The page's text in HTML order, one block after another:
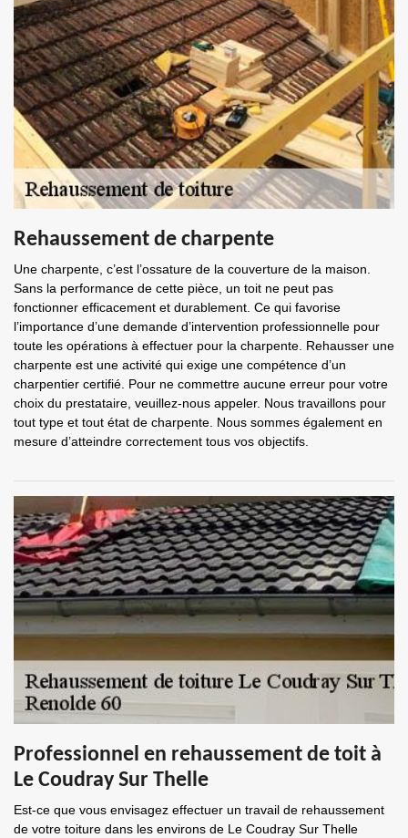
Rehaussement de charpente
Une charpente, c’est l’ossature de la couverture de la maison.
Sans la performance de cette pièce, un toit ne peut pas
fonctionner efficacement et durablement. Ce qui favorise
l’importance d’une demande d’intervention professionnelle pour
toute les opérations à effectuer pour la charpente. Rehausser une
charpente est une activité qui exige une compétence d’un
charpentier certifié. Pour ne commettre aucune erreur pour votre
choix du prestataire, veuillez-nous appeler. Nous travaillons pour
tout type et tout état de charpente. Nous sommes également en
mesure d’atteindre correctement tous vos objectifs.
Professionnel en rehaussement de toit à
Le Coudray Sur Thelle
Est-ce que vous envisagez effectuer un travail de rehaussement
de votre toiture dans les environs de Le Coudray Sur Thelle